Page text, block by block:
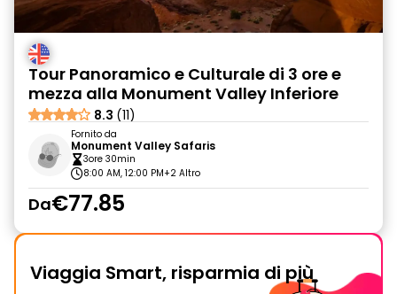
Tour Panoramico e Culturale di 3 ore e
mezza alla Monument Valley Inferiore
8.3 (11)
Fornito da
Monument Valley Safaris
3ore 30min
8:00 AM, 12:00 PM+2 Altro
Da€77.85
Viaggia Smart, risparmia di più